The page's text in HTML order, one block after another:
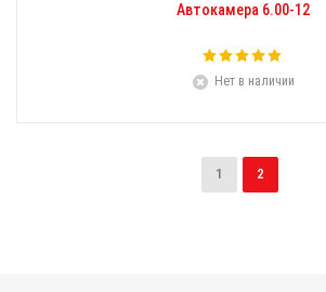
Автокамера 6.00-12
Нет в наличии
1 2